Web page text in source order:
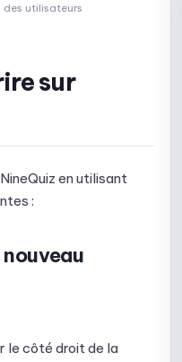
questions de la
questions dans les tests
avant l'examen
des utilisateurs
sur
en utilisant
:
le côté droit de la